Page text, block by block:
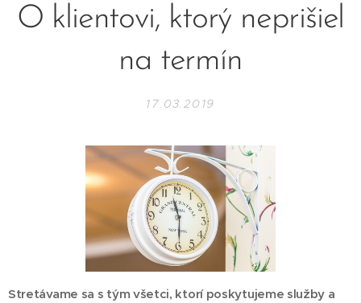
O klientovi, ktorý neprišiel
na termín
17.03.2019
Stretávame sa s tým všetci, ktorí poskytujeme služby a